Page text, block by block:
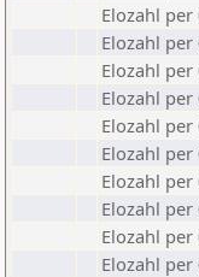
Elozahl per
Elozahl per
Elozahl per
Elozahl per
Elozahl per
Elozahl per
Elozahl per
Elozahl per
Elozahl per
Elozahl per